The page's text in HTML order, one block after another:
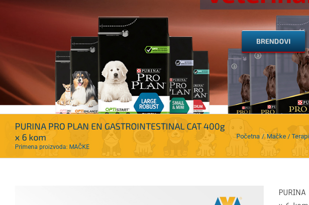
BRENDOVI
PURINA PRO PLAN EN GASTROINTESTINAL CAT 400g
x 6 kom
Primena proizvoda: MAČKE
Početna Mačke /
PURINA